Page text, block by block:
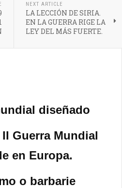
NEXT ARTICLE
LA LECCIÓN DE SIRIA.
EN LA GUERRA RIGE LA
LEY DEL MÁS FUERTE.
diseñado
Guerra Mundial
en Europa.
o barbarie